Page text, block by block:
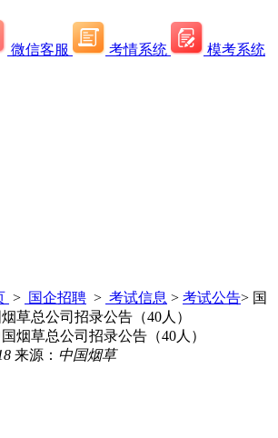
微信客服 考情系统
模考系统
> 国企招聘 > 考试信息 > 考试公告> 国
草总公司招录公告（40人）
烟草总公司招录公告（40人）
来源： 中国烟草